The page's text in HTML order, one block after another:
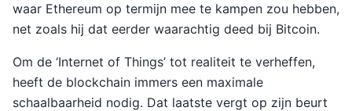
waar Ethereum op termijn mee te kampen zou hebben,
net zoals hij dat eerder waarachtig deed bij Bitcoin.
Om de ‘Internet of Things’ tot realiteit te verheffen,
heeft de blockchain immers een maximale
schaalbaarheid nodig. Dat laatste vergt op zijn beurt